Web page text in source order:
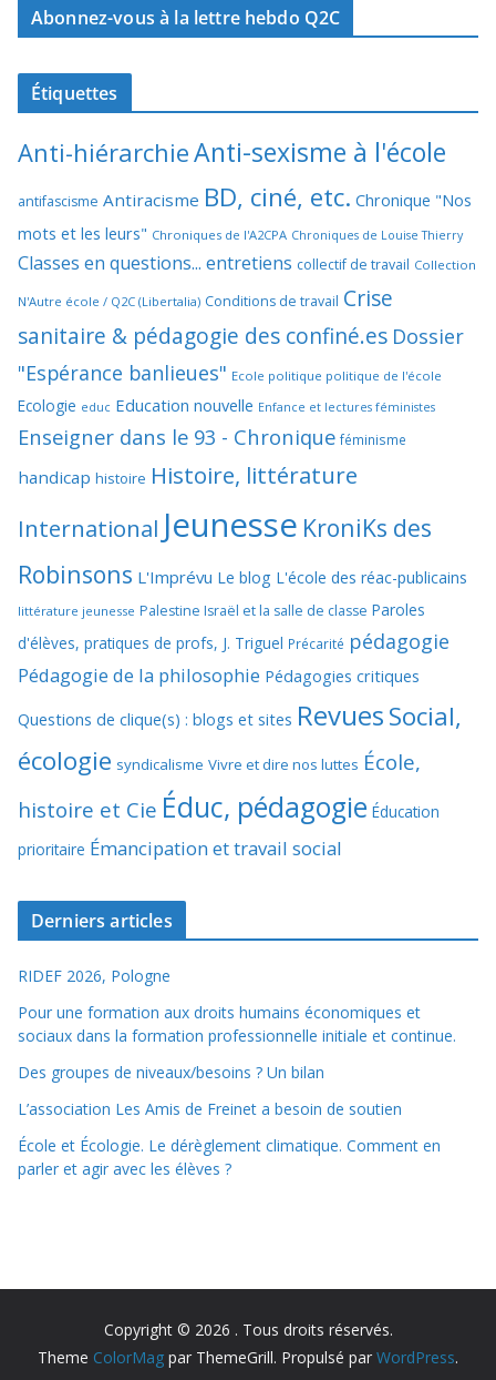
Abonnez-vous à la lettre hebdo Q2C
Étiquettes
Anti-hiérarchieAnti-sexisme à l'école
antifascisme Antiracisme BD, ciné, etc. Chronique "Nos
mots et les leurs" Chroniques de l'A2CPA Chroniques de Louise Thierry
Classes en questions... entretiens collectif de travail Collection
N'Autre école / Q2C (Libertalia) Conditions de travail Crise
sanitaire & pédagogie des confiné.es Dossier
"Espérance banlieues" Ecole politique politique de l'école
Ecologie educ Education nouvelle Enfance et lectures féministes
Enseigner dans le 93 - Chronique féminisme
handicap histoire Histoire, littérature
International Jeunesse KroniKs des
Robinsons L'Imprévu Le blog L'école des réac-publicains
littérature jeunesse Palestine Israël et la salle de classe Paroles
d'élèves, pratiques de profs, J. Triguel Précarité pédagogie
Pédagogie de la philosophie Pédagogies critiques
Questions de clique(s) : blogs et sites RevuesSocial,
écologie syndicalisme Vivre et dire nos luttes École,
histoire et Cie Éduc, pédagogie Éducation
prioritaire Émancipation et travail social
Derniers articles
RIDEF 2026, Pologne
Pour une formation aux droits humains économiques et
sociaux dans la formation professionnelle initiale et continue.
Des groupes de niveaux/besoins ? Un bilan
L’association Les Amis de Freinet a besoin de soutien
École et Écologie. Le dérèglement climatique. Comment en
parler et agir avec les élèves ?
Copyright © 2026 . Tous droits réservés.
Theme ColorMag par ThemeGrill. Propulsé par WordPress.